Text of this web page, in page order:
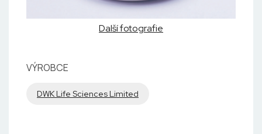
Další fotografie
VÝROBCE
DWK Life Sciences Limited